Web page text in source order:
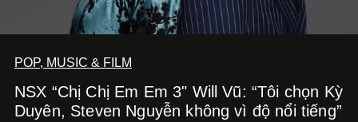
POP, MUSIC & FILM
NSX “Chị Chị Em Em 3" Will Vũ: “Tôi chọn Kỳ
Duyên, Steven Nguyễn không vì độ nổi tiếng”